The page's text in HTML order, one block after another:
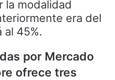
la modalidad
era del
al 45%.
por Mercado
ofrece tres